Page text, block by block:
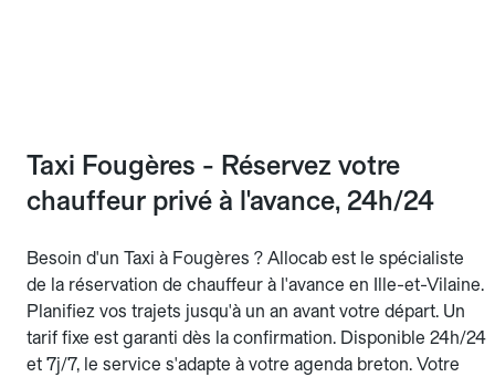
Taxi Fougères - Réservez votre
chauffeur privé à l'avance, 24h/24
Besoin d'un Taxi à Fougères ? Allocab est le spécialiste
de la réservation de chauffeur à l'avance en Ille-et-Vilaine.
Planifiez vos trajets jusqu'à un an avant votre départ. Un
tarif fixe est garanti dès la confirmation. Disponible 24h/24
et 7j/7, le service s'adapte à votre agenda breton. Votre